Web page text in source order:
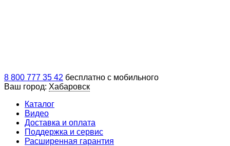
8 800 777 35 42 бесплатно с мобильного
Ваш город: Хабаровск
Каталог
Видео
Доставка и оплата
Поддержка и сервис
Расширенная гарантия